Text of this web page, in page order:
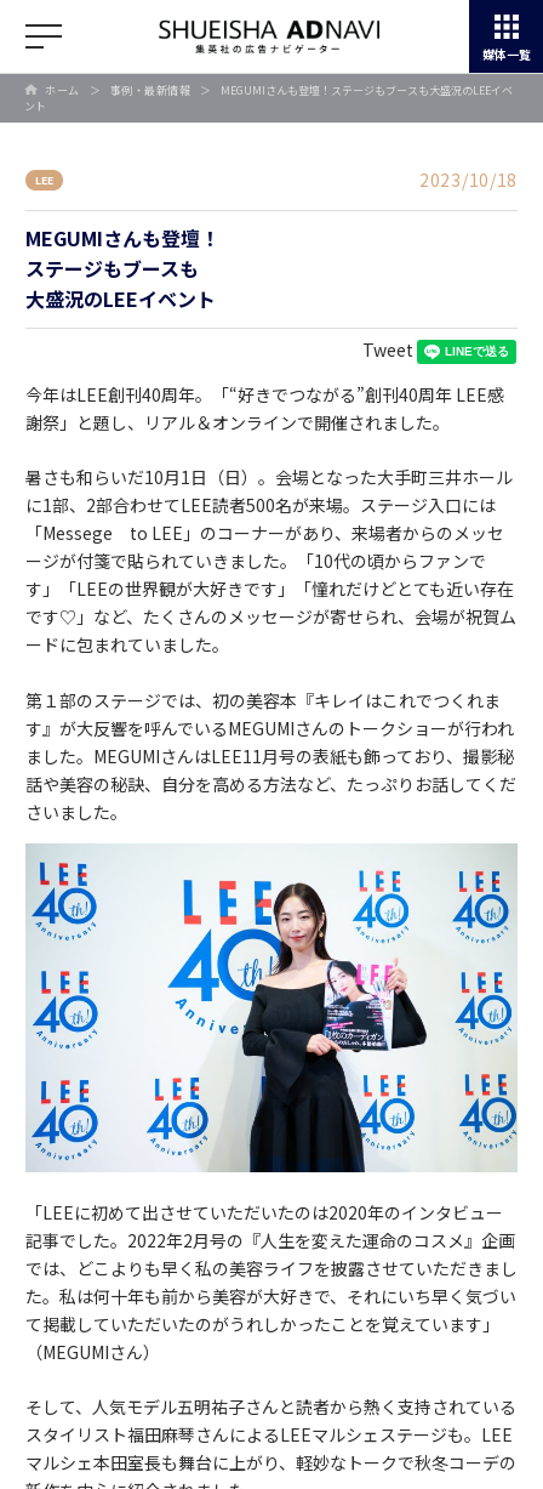
媒体一覧
ホーム ＞ 事例・最新情報 ＞
MEGUMIさんも登壇！ステージもブースも大盛況のLEEイベ
ント
LEE 2023/10/18
MEGUMIさんも登壇！
ステージもブースも
大盛況のLEEイベント
Tweet
今年はLEE創刊40周年。「“好きでつながる”創刊40周年 LEE感
謝祭」と題し、リアル＆オンラインで開催されました。
暑さも和らいだ10月1日（日）。会場となった大手町三井ホール
に1部、2部合わせてLEE読者500名が来場。ステージ入口には
「Messege to LEE」のコーナーがあり、来場者からのメッセ
ージが付箋で貼られていきました。「10代の頃からファンで
す」「LEEの世界観が大好きです」「憧れだけどとても近い存在
です♡」など、たくさんのメッセージが寄せられ、会場が祝賀ム
ードに包まれていました。
第１部のステージでは、初の美容本『キレイはこれでつくれま
す』が大反響を呼んでいるMEGUMIさんのトークショーが行われ
ました。MEGUMIさんはLEE11月号の表紙も飾っており、撮影秘
話や美容の秘訣、自分を高める方法など、たっぷりお話してくだ
さいました。
「LEEに初めて出させていただいたのは2020年のインタビュー
記事でした。2022年2月号の『人生を変えた運命のコスメ』企画
では、どこよりも早く私の美容ライフを披露させていただきまし
た。私は何十年も前から美容が大好きで、それにいち早く気づい
て掲載していただいたのがうれしかったことを覚えています」
（MEGUMIさん）
そして、人気モデル五明祐子さんと読者から熱く支持されている
スタイリスト福田麻琴さんによるLEEマルシェステージも。LEE
マルシェ本田室長も舞台に上がり、軽妙なトークで秋冬コーデの